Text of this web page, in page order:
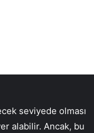
seviyede olması
alabilir. Ancak, bu